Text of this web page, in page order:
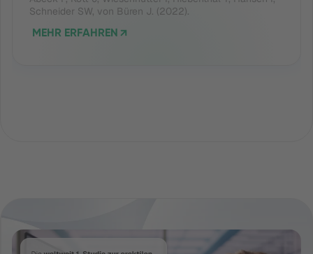
Schneider SW, von Büren J. (2022).
MEHR ERFAHREN